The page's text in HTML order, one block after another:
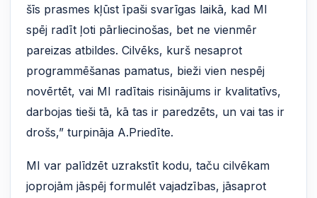
šīs prasmes kļūst īpaši svarīgas laikā, kad MI
spēj radīt ļoti pārliecinošas, bet ne vienmēr
pareizas atbildes. Cilvēks, kurš nesaprot
programmēšanas pamatus, bieži vien nespēj
novērtēt, vai MI radītais risinājums ir kvalitatīvs,
darbojas tieši tā, kā tas ir paredzēts, un vai tas ir
drošs,” turpināja A.Priedīte.
MI var palīdzēt uzrakstīt kodu, taču cilvēkam
joprojām jāspēj formulēt vajadzības, jāsaprot